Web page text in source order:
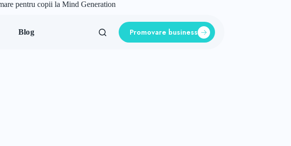
Blog Promovare business
pentru copii la Mind Generation